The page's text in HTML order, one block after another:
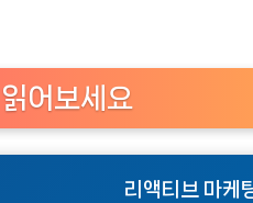
어보세요
리액티브 마케